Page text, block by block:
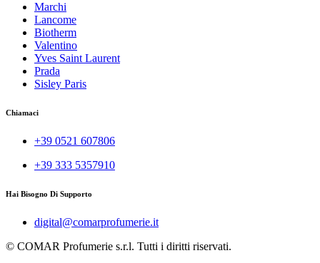
Marchi
Lancome
Biotherm
Valentino
Yves Saint Laurent
Prada
Sisley Paris
Chiamaci
+39 0521 607806
+39 333 5357910
Hai Bisogno Di Supporto
digital@comarprofumerie.it
© COMAR Profumerie s.r.l. Tutti i diritti riservati.